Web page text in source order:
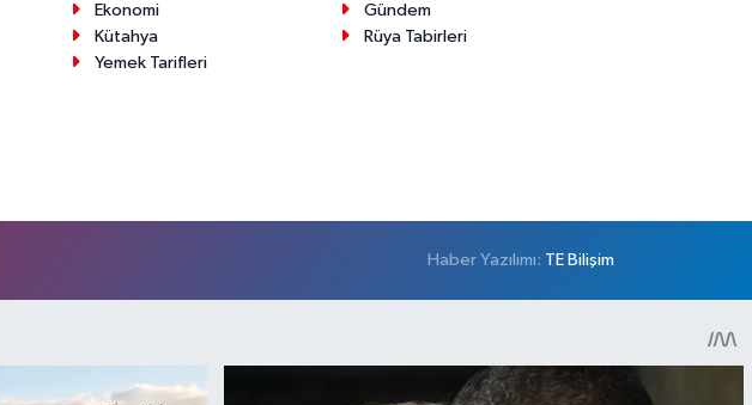
Ekonomi
Gündem
Kütahya
Rüya Tabirleri
Yemek Tarifleri
Haber Yazılımı: TE Bilişim